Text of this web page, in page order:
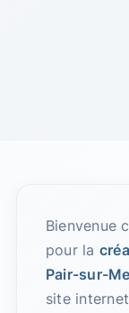
Bienvenue
pour la
Pair-sur-
site